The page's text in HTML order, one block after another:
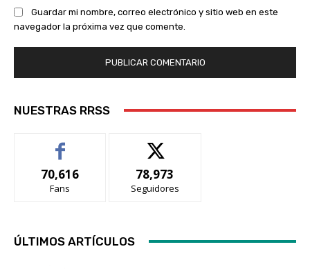
Guardar mi nombre, correo electrónico y sitio web en este
navegador la próxima vez que comente.
NUESTRAS RRSS
70,616
Fans
78,973
Seguidores
ÚLTIMOS ARTÍCULOS